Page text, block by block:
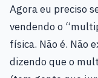
Agora eu preciso
vendendo o
física. Não é. Não
dizendo que o